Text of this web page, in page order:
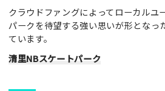
クラウドファングによってローカルユ
パークを待望する強い思いが形となっ
ています。
清里NBスケートパーク